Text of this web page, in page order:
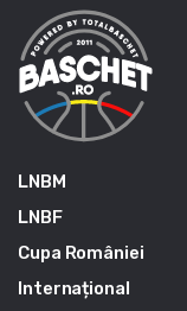
LNBM
LNBF
Cupa României
Internațional